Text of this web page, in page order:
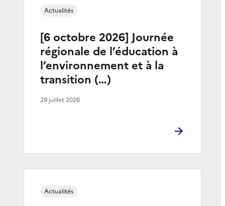
[6 octobre 2026] Journée
régionale de l’éducation à
l’environnement et à la
transition (…)
Actualités
29 juillet 2026
Actualités